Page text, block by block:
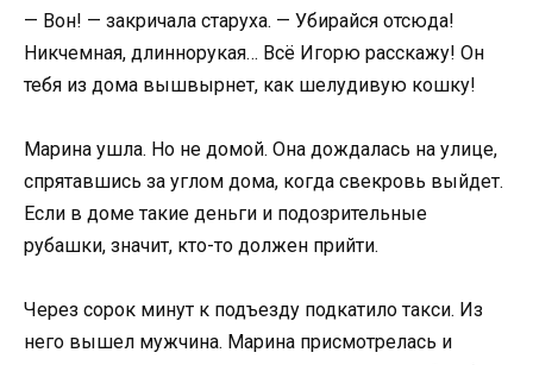
— Вон! — закричала старуха. — Убирайся отсюда!
Никчемная, длиннорукая… Всё Игорю расскажу! Он
тебя из дома вышвырнет, как шелудивую кошку!
Марина ушла. Но не домой. Она дождалась на улице,
спрятавшись за углом дома, когда свекровь выйдет.
Если в доме такие деньги и подозрительные
рубашки, значит, кто-то должен прийти.
Через сорок минут к подъезду подкатило такси. Из
него вышел мужчина. Марина присмотрелась и